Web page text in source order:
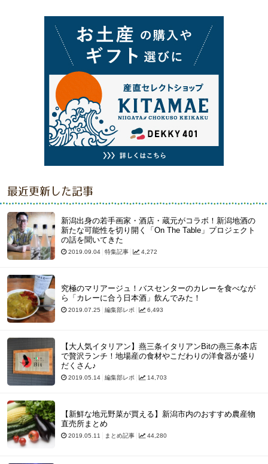
最近更新した記事
新潟出身の若手画家・酒店・蔵元がコラボ！新潟地酒の
新たな可能性を切り開く「On The Table」プロジェクト
の話を聞いてきた
2019.09.04 特集記事 4,272
究極のマリアージュ！バスセンターのカレーを食べなが
ら「カレーに合う日本酒」飲んでみた！
2019.07.25 編集部レポ 6,493
【大人気イタリアン】燕三条イタリアンBitの燕三条本店
で贅沢ランチ！地場産の食材やこだわりの洋食器が盛り
だくさん♪
2019.05.14 編集部レポ 14,703
【新鮮な地元野菜が買える】新潟市内のおすすめ農産物
直売所まとめ
2019.05.11 まとめ記事 44,280